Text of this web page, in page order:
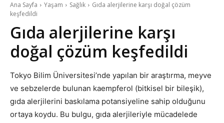
Ana Sayfa Yaşam Sağlık
Gıda alerjilerine karşı doğal çözüm
keşfedildi
Gıda alerjilerine karşı
doğal çözüm keşfedildi
Tokyo Bilim Üniversitesi’nde yapılan bir araştırma, meyve
ve sebzelerde bulunan kaempferol (bitkisel bir bileşik),
gıda alerjilerini baskılama potansiyeline sahip olduğunu
ortaya koydu. Bu bulgu, gıda alerjileriyle mücadelede